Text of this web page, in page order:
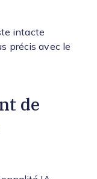
intacte
précis avec le
de